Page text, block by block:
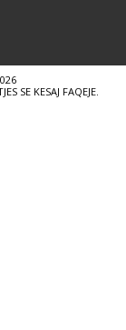
SE KESAJ FAQEJE.